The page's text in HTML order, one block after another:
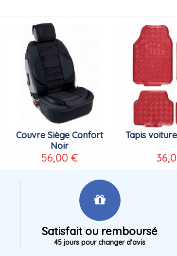
Couvre Siège Confort
Noir
56,00 €
Tapis
Satisfait ou remboursé
45 jours pour changer d'avis